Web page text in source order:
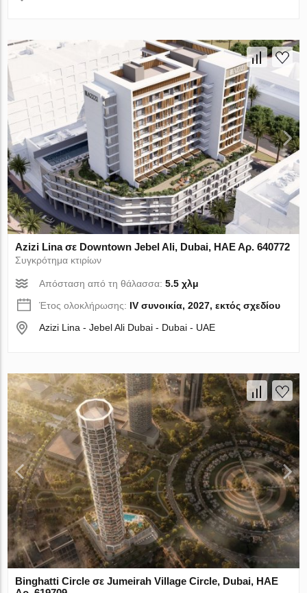
Azizi Lina σε Downtown Jebel Ali, Dubai, ΗΑΕ Αρ. 640772
Συγκρότημα κτιρίων
Απόσταση από τη θάλασσα:5.5 χλμ
Έτος ολοκλήρωσης: IV συνοικία, 2027, εκτός σχεδίου
Azizi Lina - Jebel Ali Dubai - Dubai - UAE
Binghatti Circle σε Jumeirah Village Circle, Dubai, ΗΑΕ